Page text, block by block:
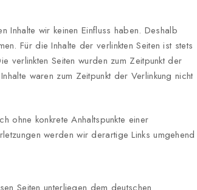
Inhalte wir keinen Einfluss haben. Deshalb
Für die Inhalte der verlinkten Seiten ist stets
verlinkten Seiten wurden zum Zeitpunkt der
waren zum Zeitpunkt der Verlinkung nicht
ohne konkrete Anhaltspunkte einer
werden wir derartige Links umgehend